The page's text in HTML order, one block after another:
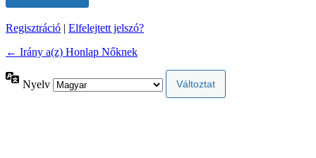
Regisztráció | Elfelejtett jelszó?
← Irány a(z) Honlap Nőknek
Nyelv